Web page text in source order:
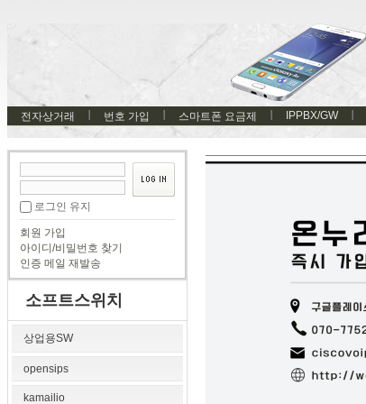
전자상거래 번호 가입 스마트폰 요금제 IPPBX/GW
로그인 유지
회원 가입
아이디/비밀번호 찾기
인증 메일 재발송
소프트스위치
상업용SW
opensips
kamailio